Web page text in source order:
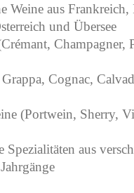
Weine aus
und Übersee
Champagner,
Cognac,
(Portwein, Sherry,
aus